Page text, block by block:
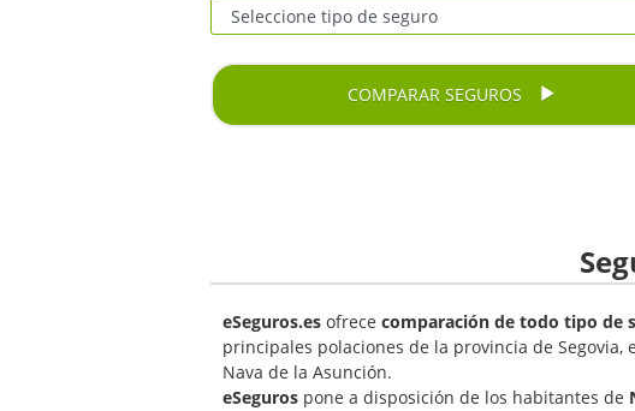
COMPARAR SEGUROS
eSeguros.es ofrece comparación de todo tipo de
principales polaciones de la provincia de
Nava de la Asunción.
eSeguros pone a disposición de los habitantes de